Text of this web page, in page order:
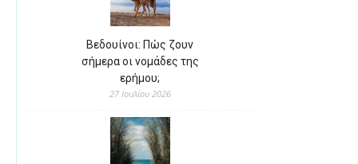
Βεδουίνοι: Πώς ζουν
σήμερα οι νομάδες της
ερήμου;
27 Ιουλίου 2026